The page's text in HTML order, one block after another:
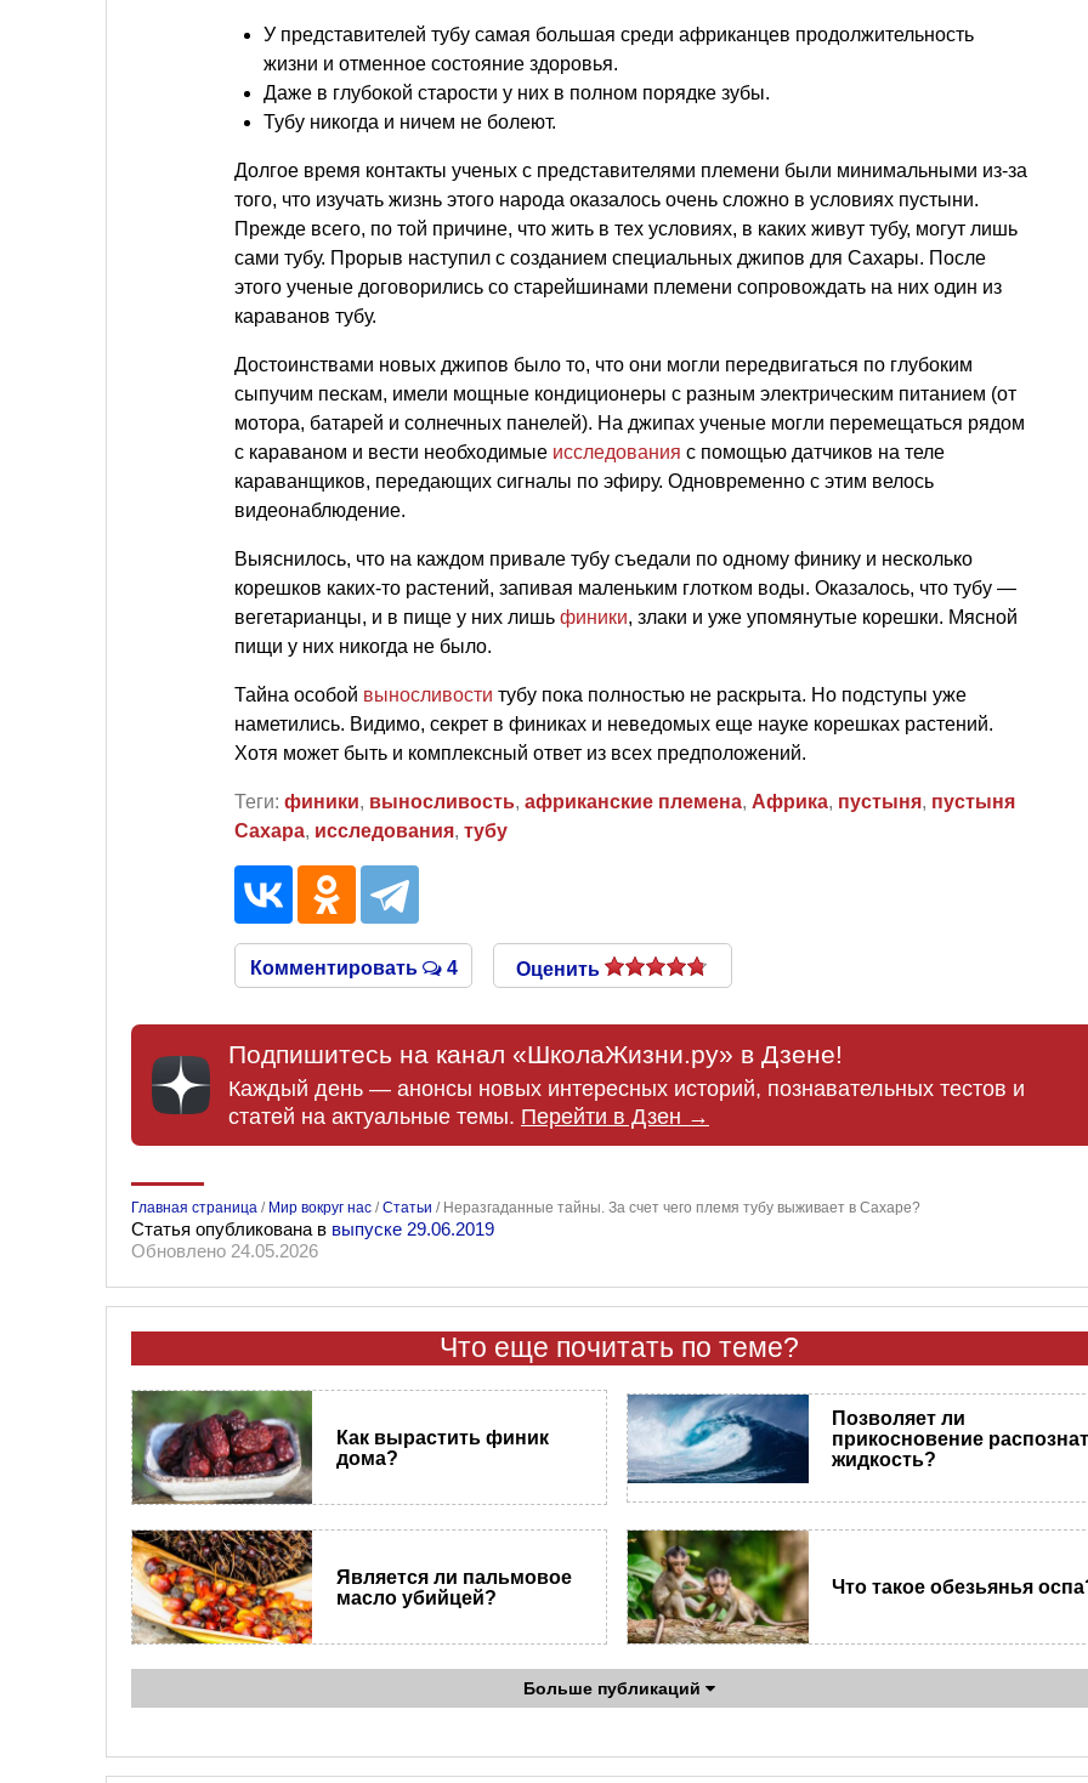
У представителей тубу самая большая среди африканцев продолжительность
жизни и отменное состояние здоровья.
Даже в глубокой старости у них в полном порядке зубы.
Тубу никогда и ничем не болеют.
Долгое время контакты ученых с представителями племени были минимальными из-за
того, что изучать жизнь этого народа оказалось очень сложно в условиях пустыни.
Прежде всего, по той причине, что жить в тех условиях, в каких живут тубу, могут лишь
сами тубу. Прорыв наступил с созданием специальных джипов для Сахары. После
этого ученые договорились со старейшинами племени сопровождать на них один из
караванов тубу.
Достоинствами новых джипов было то, что они могли передвигаться по глубоким
сыпучим пескам, имели мощные кондиционеры с разным электрическим питанием (от
мотора, батарей и солнечных панелей). На джипах ученые могли перемещаться рядом
с караваном и вести необходимые исследования с помощью датчиков на теле
караванщиков, передающих сигналы по эфиру. Одновременно с этим велось
видеонаблюдение.
Выяснилось, что на каждом привале тубу съедали по одному финику и несколько
корешков каких-то растений, запивая маленьким глотком воды. Оказалось, что тубу —
вегетарианцы, и в пище у них лишь финики, злаки и уже упомянутые корешки. Мясной
пищи у них никогда не было.
Тайна особой выносливости тубу пока полностью не раскрыта. Но подступы уже
наметились. Видимо, секрет в финиках и неведомых еще науке корешках растений.
Хотя может быть и комплексный ответ из всех предположений.
Теги: финики, выносливость, африканские племена, Африка, пустыня, пустыня
Сахара, исследования, тубу
Комментировать 4 Оценить
Подпишитесь на канал «ШколаЖизни.ру» в Дзене!
Каждый день — анонсы новых интересных историй, познавательных тестов и
статей на актуальные темы. Перейти в Дзен →
Главная страница / Мир вокруг нас /Статьи / Неразгаданные тайны. За счет чего племя тубу выживает в Сахаре?
Статья опубликована в выпуске 29.06.2019
Обновлено 24.05.2026
Что еще почитать по теме?
Как вырастить финик
дома?
Позволяет ли
прикосновение
жидкость?
Является ли пальмовое
масло убийцей?
Что такое обезьянья
Больше публикаций